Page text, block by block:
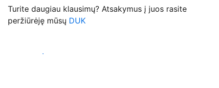
Turite daugiau klausimų? Atsakymus į juos rasite
peržiūrėję mūsų DUK
Priimti svečius